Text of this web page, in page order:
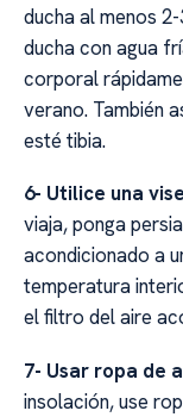
ducha al menos
ducha con agua
corporal
verano. También
esté tibia.
6- Utilice una
viaja, ponga
acondicionado a
temperatura
el filtro del aire
7- Usar ropa de
insolación, use